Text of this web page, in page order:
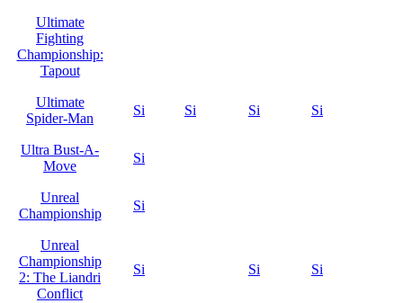
Ultimate
Fighting
Championship:
Tapout
Ultimate
Spider-Man
Si Si Si Si
Ultra Bust-A-
Move
Si
Unreal
Championship
Si
Unreal
Championship
2: The Liandri
Conflict
Si Si Si